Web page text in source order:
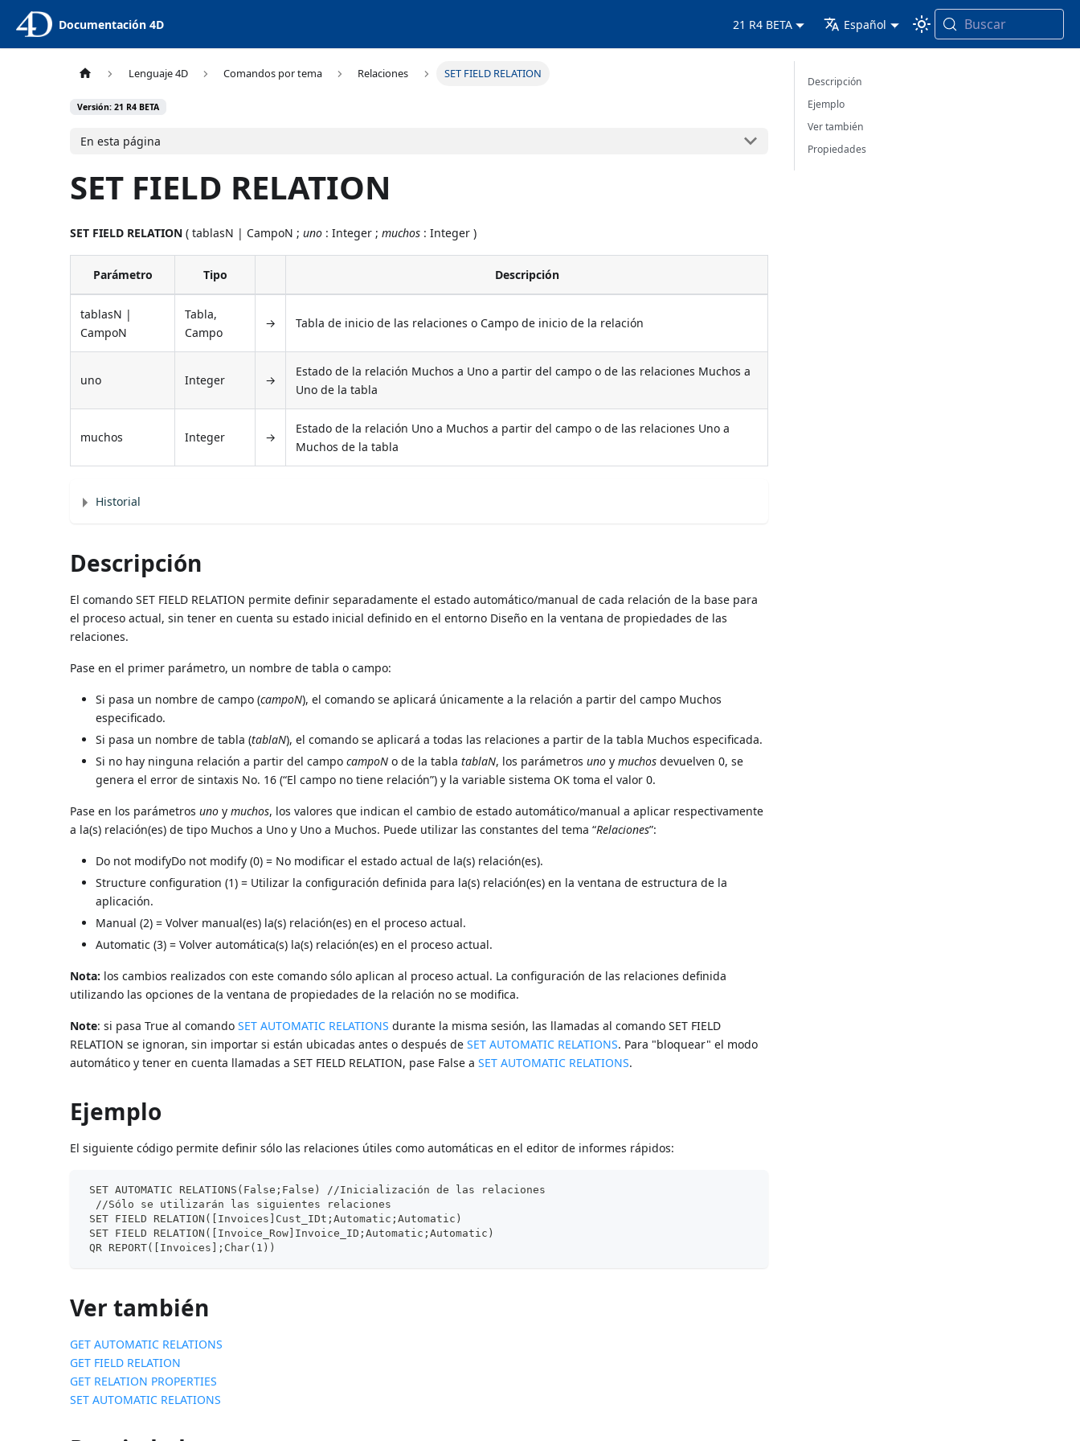
Documentación 4D 21 R4 BETA Español Buscar
Lenguaje 4D Comandos por tema Relaciones SET FIELD RELATION
Versión: 21 R4 BETA
En esta página
SET FIELD RELATION
SET FIELD RELATION ( tablasN | CampoN ;uno : Integer ;muchos : Integer )
Parámetro Tipo Descripción
tablasN |
CampoN
Tabla,
Campo
→ Tabla de inicio de las relaciones o Campo de inicio de la relación
uno Integer →
Estado de la relación Muchos a Uno a partir del campo o de las relaciones Muchos a
Uno de la tabla
muchos Integer →
Estado de la relación Uno a Muchos a partir del campo o de las relaciones Uno a
Muchos de la tabla
Historial
Descripción
El comando SET FIELD RELATION permite definir separadamente el estado automático/manual de cada relación de la base para
el proceso actual, sin tener en cuenta su estado inicial definido en el entorno Diseño en la ventana de propiedades de las
relaciones.
Pase en el primer parámetro, un nombre de tabla o campo:
Si pasa un nombre de campo (campoN), el comando se aplicará únicamente a la relación a partir del campo Muchos
especificado.
Si pasa un nombre de tabla (tablaN), el comando se aplicará a todas las relaciones a partir de la tabla Muchos especificada.
Si no hay ninguna relación a partir del campocampoN o de la tablatablaN, los parámetrosuno ymuchos devuelven 0, se
genera el error de sintaxis No. 16 (“El campo no tiene relación”) y la variable sistema OK toma el valor 0.
Pase en los parámetrosuno ymuchos, los valores que indican el cambio de estado automático/manual a aplicar respectivamente
a la(s) relación(es) de tipo Muchos a Uno y Uno a Muchos. Puede utilizar las constantes del tema “Relaciones”:
Do not modifyDo not modify (0) = No modificar el estado actual de la(s) relación(es).
Structure configuration (1) = Utilizar la configuración definida para la(s) relación(es) en la ventana de estructura de la
aplicación.
Manual (2) = Volver manual(es) la(s) relación(es) en el proceso actual.
Automatic (3) = Volver automática(s) la(s) relación(es) en el proceso actual.
Nota: los cambios realizados con este comando sólo aplican al proceso actual. La configuración de las relaciones definida
utilizando las opciones de la ventana de propiedades de la relación no se modifica.
Note: si pasa True al comandoSET AUTOMATIC RELATIONS durante la misma sesión, las llamadas al comando SET FIELD
RELATION se ignoran, sin importar si están ubicadas antes o después deSET AUTOMATIC RELATIONS. Para "bloquear" el modo
automático y tener en cuenta llamadas a SET FIELD RELATION, pase False aSET AUTOMATIC RELATIONS.
Ejemplo
El siguiente código permite definir sólo las relaciones útiles como automáticas en el editor de informes rápidos:
SET AUTOMATIC RELATIONS(False;False) //Inicialización de las relaciones
//Sólo se utilizarán las siguientes relaciones
SET FIELD RELATION([Invoices]Cust_IDt;Automatic;Automatic)
SET FIELD RELATION([Invoice_Row]Invoice_ID;Automatic;Automatic)
QR REPORT([Invoices];Char(1))
Ver también
GET AUTOMATIC RELATIONS
GET FIELD RELATION
GET RELATION PROPERTIES
SET AUTOMATIC RELATIONS
Descripción
Ejemplo
Ver también
Propiedades